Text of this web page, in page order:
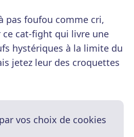
pas foufou comme cri,
cat-fight qui livre une
hystériques à la limite du
jetez leur des croquettes
vos choix de cookies